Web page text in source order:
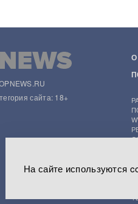
от
ни
России:
сайта: 18+
На сайте используются